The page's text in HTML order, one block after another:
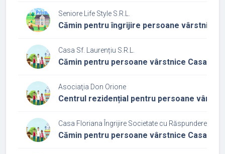
Seniore Life Style S.R.L.
Cămin pentru îngrijire persoane vârstnice
Casa Sf. Laurențiu S.R.L.
Cămin pentru persoane vârstnice Casa Sf.
Asociaţia Don Orione
Centrul rezidențial pentru persoane
Casa Floriana Îngrijire Societate cu Răspundere
Cămin pentru persoane vârstnice Casa